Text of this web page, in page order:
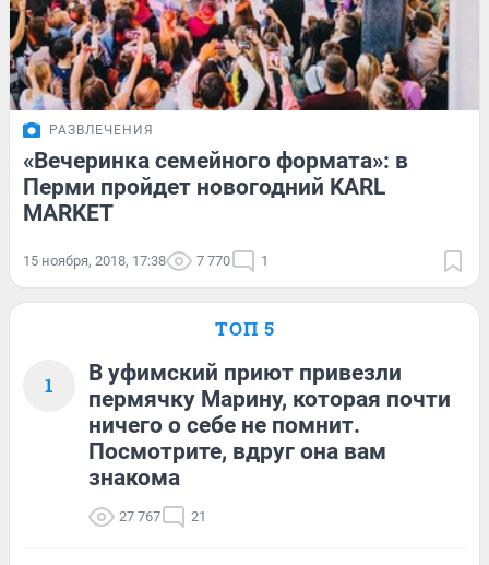
РАЗВЛЕЧЕНИЯ
«Вечеринка семейного формата»: в
Перми пройдет новогодний KARL
MARKET
15 ноября, 2018, 17:38 7 770 1
ТОП 5
1
В уфимский приют привезли
пермячку Марину, которая почти
ничего о себе не помнит.
Посмотрите, вдруг она вам
знакома
27 767 21